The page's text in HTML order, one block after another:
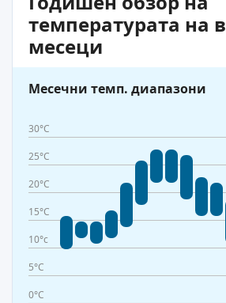
температурата на
месеци
Месечни темп. диапазони
30°C
25°C
20°C
15°C
10°c
5°C
0°C